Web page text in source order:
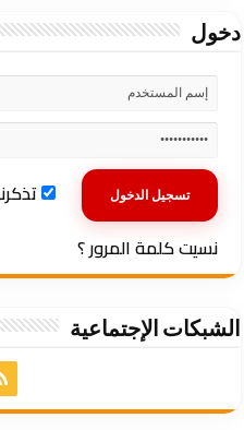
دخول
نسيت كلمة المرور ؟
الشبكات الإجتماعية